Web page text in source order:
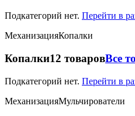
Подкатегорий нет. Перейти в
МеханизацияКопалки
Копалки12 товаровВсе
Подкатегорий нет. Перейти в
МеханизацияМульчирователи